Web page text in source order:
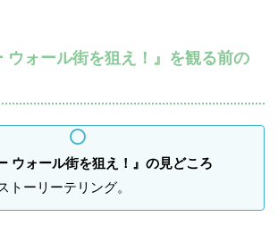
ウォール街を狙え！』を観る前の
ウォール街を狙え！』の見どころ
ーリーテリング。